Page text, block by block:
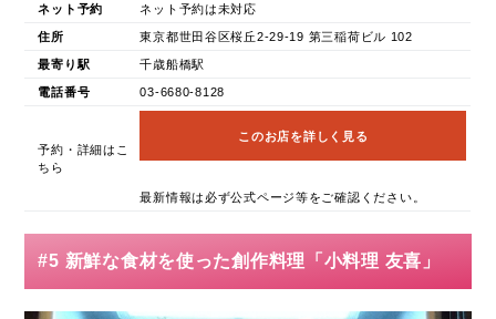
ネット予約 ネット予約は未対応
住所 東京都世田谷区桜丘2-29-19 第三稲荷ビル 102
最寄り駅 千歳船橋駅
電話番号 03-6680-8128
予約・詳細はこ
ちら
このお店を詳しく見る
最新情報は必ず公式ページ等をご確認ください。
#5 新鮮な食材を使った創作料理「小料理 友喜」